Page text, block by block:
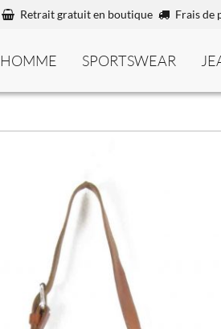
Retrait gratuit en boutique Frais de
HOMME SPORTSWEAR